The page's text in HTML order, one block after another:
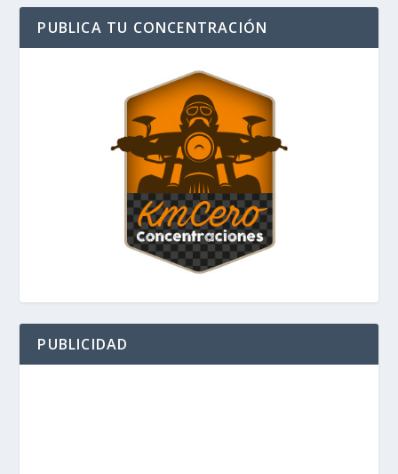
PUBLICA TU CONCENTRACIÓN
PUBLICIDAD